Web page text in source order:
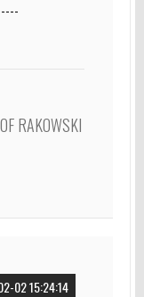
RAKOWSKI
02 15:24:14